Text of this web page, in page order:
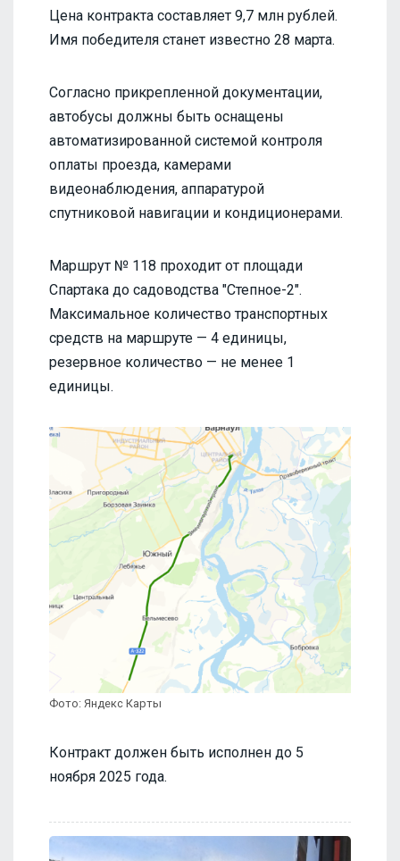
Цена контракта составляет 9,7 млн рублей.
Имя победителя станет известно 28 марта.
Согласно прикрепленной документации,
автобусы должны быть оснащены
автоматизированной системой контроля
оплаты проезда, камерами
видеонаблюдения, аппаратурой
спутниковой навигации и кондиционерами.
Маршрут № 118 проходит от площади
Спартака до садоводства "Степное-2".
Максимальное количество транспортных
средств на маршруте — 4 единицы,
резервное количество — не менее 1
единицы.
Фото: Яндекс Карты
Контракт должен быть исполнен до 5
ноября 2025 года.